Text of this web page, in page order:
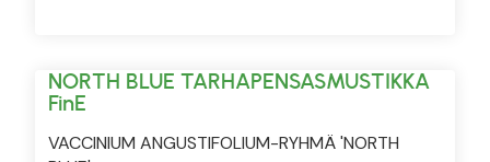
NORTH BLUE TARHAPENSASMUSTIKKA
FinE
VACCINIUM ANGUSTIFOLIUM-RYHMÄ 'NORTH